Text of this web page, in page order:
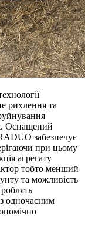
рихлення та
Оснащений
забезпечує
при цьому
агрегату
тобто менший
та можливість
одночасним